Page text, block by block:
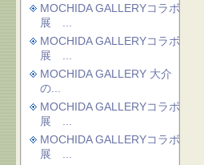
MOCHIDA GALLERYコラボ
展 ...
MOCHIDA GALLERYコラボ
展 ...
MOCHIDA GALLERY 大介
の...
MOCHIDA GALLERYコラボ
展 ...
MOCHIDA GALLERYコラボ
展 ...